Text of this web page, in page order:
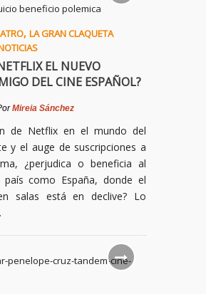
, LA GRAN CLAQUETA
EL NUEVO
DEL CINE ESPAÑOL?
Mireia Sánchez
de Netflix en el mundo del
y el auge de suscripciones a
¿perjudica o beneficia al
como España, donde el
salas está en declive? Lo